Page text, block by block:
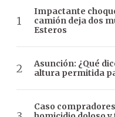
Impactante
camión deja dos
Esteros
Asunción: ¿Qué
altura permitida
Caso